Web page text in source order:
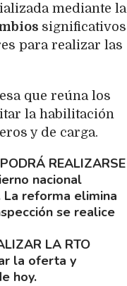
mediante la
significativos
para realizar las
que reúna los
la habilitación
y de carga.
REALIZARSE
nacional
La reforma elimina
se realice
LA RTO
la oferta y
hoy.